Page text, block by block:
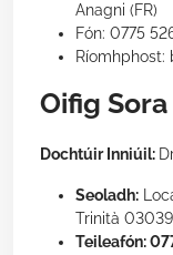
Anagni (FR)
Fón: 0775
Ríomhphost:
Oifig Sora
Dochtúir Inniúil:
Seoladh:
Trinità 03039
Teileafón: